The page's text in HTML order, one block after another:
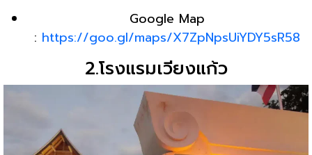
Google Map
: https://goo.gl/maps/X7ZpNpsUiYDY5sR58
2.โรงแรมเวียงแก้ว